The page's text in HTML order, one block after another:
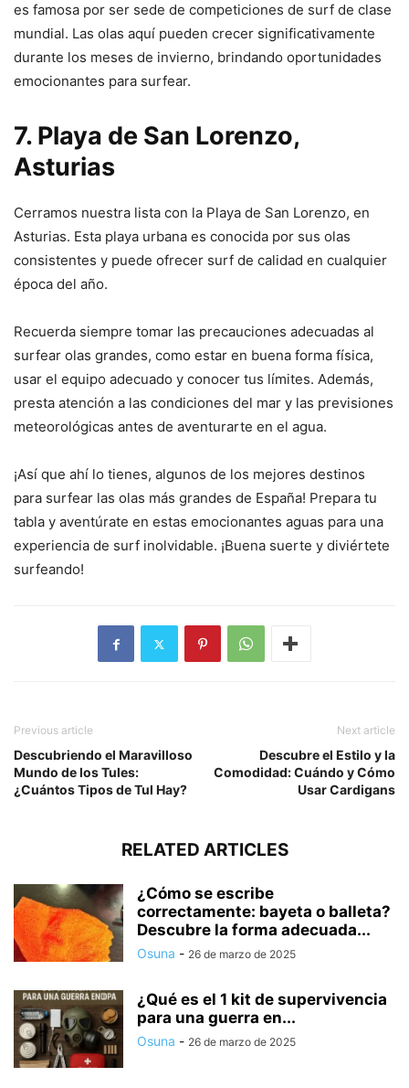
es famosa por ser sede de competiciones de surf de clase
mundial. Las olas aquí pueden crecer significativamente
durante los meses de invierno, brindando oportunidades
emocionantes para surfear.
7. Playa de San Lorenzo,
Asturias
Cerramos nuestra lista con la Playa de San Lorenzo, en
Asturias. Esta playa urbana es conocida por sus olas
consistentes y puede ofrecer surf de calidad en cualquier
época del año.
Recuerda siempre tomar las precauciones adecuadas al
surfear olas grandes, como estar en buena forma física,
usar el equipo adecuado y conocer tus límites. Además,
presta atención a las condiciones del mar y las previsiones
meteorológicas antes de aventurarte en el agua.
¡Así que ahí lo tienes, algunos de los mejores destinos
para surfear las olas más grandes de España! Prepara tu
tabla y aventúrate en estas emocionantes aguas para una
experiencia de surf inolvidable. ¡Buena suerte y diviértete
surfeando!
Previous article
Descubriendo el Maravilloso
Mundo de los Tules:
¿Cuántos Tipos de Tul Hay?
Next article
Descubre el Estilo y la
Comodidad: Cuándo y Cómo
Usar Cardigans
RELATED ARTICLES
¿Cómo se escribe
correctamente: bayeta o balleta?
Descubre la forma adecuada...
Osuna - 26 de marzo de 2025
¿Qué es el 1 kit de supervivencia
para una guerra en...
Osuna - 26 de marzo de 2025